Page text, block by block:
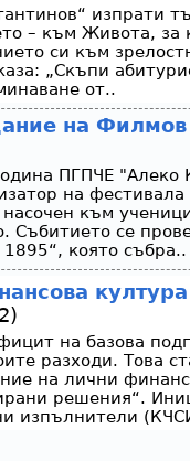
изпрати
– към Живота, за
си към
„Скъпи
от..
на
ПГПЧЕ "Алеко
на
към
Събитието се
която събра..
култура
на базова
разходи. Това
на лични
решения“.
изпълнители